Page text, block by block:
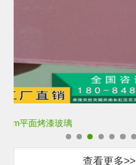
钢化背景墙烤漆玻璃
查看更多>>